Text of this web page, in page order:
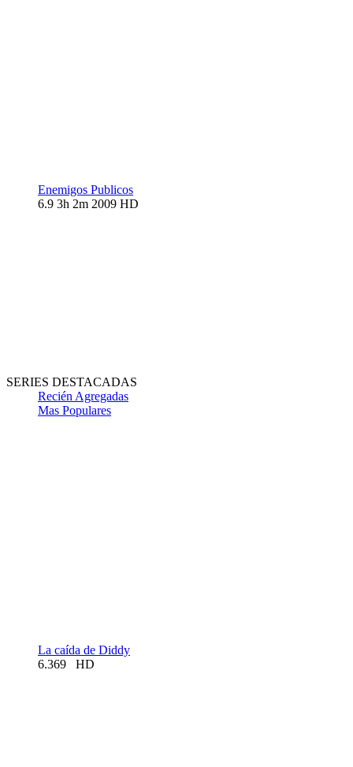
Enemigos Publicos
6.9 3h 2m 2009 HD
SERIES DESTACADAS
Recién Agregadas
Mas Populares
La caída de Diddy
6.369
HD